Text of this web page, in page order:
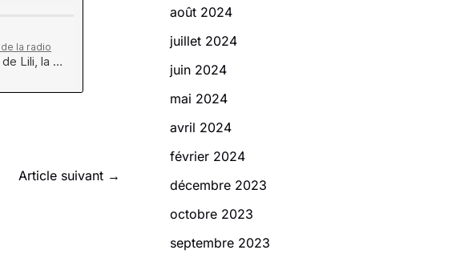
Article suivant →
août 2024
juillet 2024
juin 2024
mai 2024
avril 2024
février 2024
décembre 2023
octobre 2023
septembre 2023